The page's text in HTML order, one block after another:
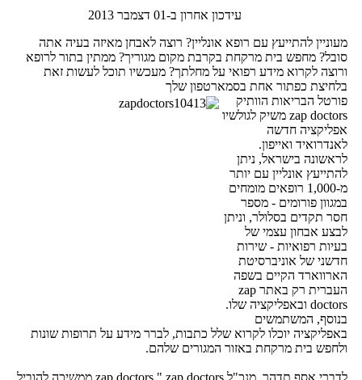
עידכון אחרון ב-01 דצמבר 2013
מעוניין להתייעץ עם רופא אונליין? רוצה לאבחן מאיזה בעיה אתה
סובל? מחפש בית מרקחת בקרבת מקום מגוריך? ממתין בתור לרופא
ורוצה לקרוא מידע רפואי על מחלתך? מעכשיו תוכל לעשות זאת
בלחיצת כפתור אחת בסמארטפון שלך
פורטל הבריאות הוותיק
zap doctors משיק לגולשיו
אפליקציה חדשה
לאנדרואיד ואייפון.
לראשונה בישראל, ניתן
להתייעץ אונליין עם יותר
מ-1,000 רופאים מומחים
במגוון פורומים - מספר
חסר תקדים בסלולר, וניתן
לבצע אבחון עצמי של
בעיות רפואיות - שירות
חדשני של אוניברסיטת
הארווארד הקיים בשפה
העברית רק באתר zap
doctors ובאפליקציה שלו.
בנוסף, המשתמשים
באפליקציה יוכלו לקרוא שלל כתבות, לברר מידע על תרופות שונות
ולחפש בית מרקחת באזור המגורים שלהם.